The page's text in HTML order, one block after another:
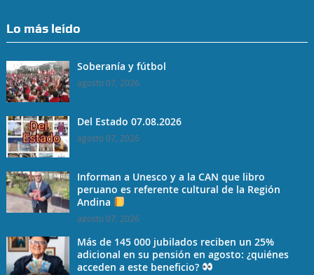
Lo más leído
Soberanía y fútbol
agosto 07, 2026
Del Estado 07.08.2026
agosto 07, 2026
Informan a Unesco y a la CAN que libro
peruano es referente cultural de la Región
Andina
agosto 07, 2026
Más de 145 000 jubilados reciben un 25%
adicional en su pensión en agosto: ¿quiénes
acceden a este beneficio?